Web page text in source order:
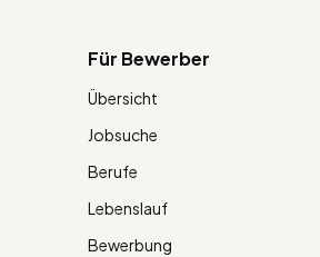
Für Bewerber
Übersicht
Jobsuche
Berufe
Lebenslauf
Bewerbung